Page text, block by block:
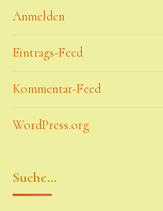
Anmelden
Eintrags-Feed
Kommentar-Feed
WordPress.org
Suche…